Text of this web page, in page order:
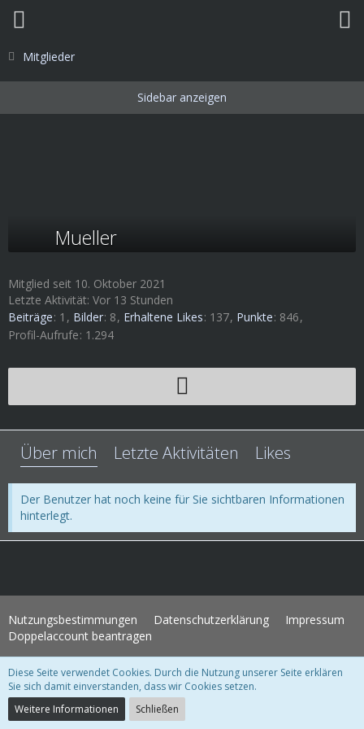
Mitglieder
Mueller
Mitglied seit 10. Oktober 2021
Letzte Aktivität: Vor 13 Stunden
Beiträge 1 Bilder 8 Erhaltene Likes 137 Punkte 846
Profil-Aufrufe 1.294
Über mich Letzte Aktivitäten Likes
Der Benutzer hat noch keine für Sie sichtbaren Informationen
hinterlegt.
Nutzungsbestimmungen Datenschutzerklärung
Impressum
Doppelaccount beantragen
WoltLab Suite Forum - Themenvorlage 3.1.2 © 2004-2018
Community-Software:
Diese Seite verwendet Cookies. Durch die Nutzung unserer Seite erklären
Sie sich damit einverstanden, dass wir Cookies setzen.
Weitere Informationen
Schließen